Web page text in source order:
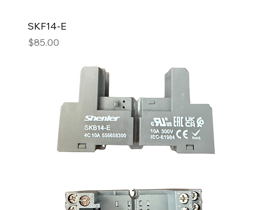
SKF14-E
Precio
$85.00